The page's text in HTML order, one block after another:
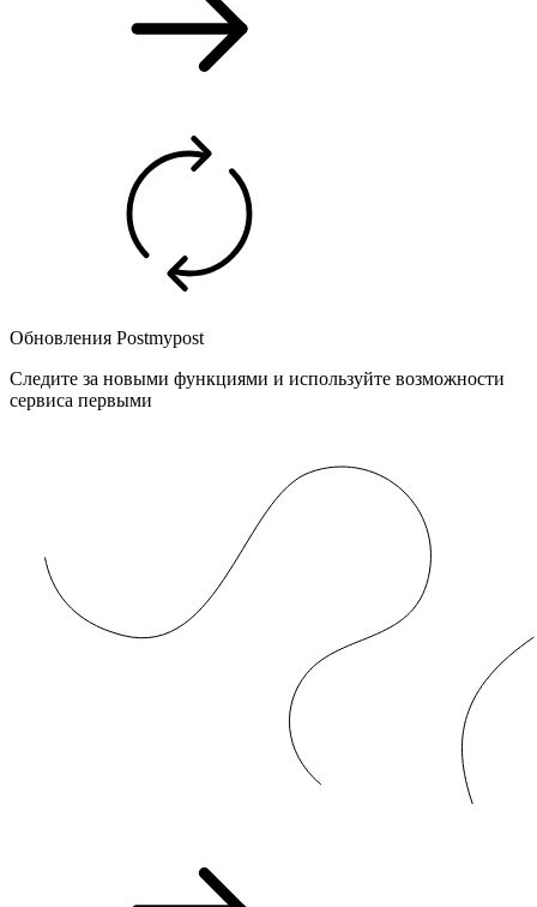
Обновления Postmypost
Следите за новыми функциями и используйте возможности
сервиса первыми